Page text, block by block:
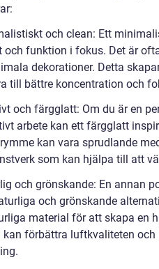
och clean: Ett
och funktion i fokus. Det är
dekorationer. Detta
till bättre koncentration och
och färgglatt: Om du är en
arbete kan ett färgglatt
kan vara sprudlande
som kan hjälpa till att
och grönskande: En annan
och grönskande
material för att skapa en
kan förbättra luftkvaliteten